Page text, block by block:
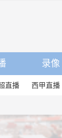
录像
直播 西甲直播